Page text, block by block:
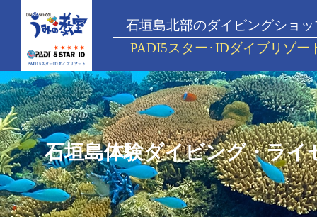
石垣島北部のダイビングショッ
PADI5スター･IDダイブリゾー
石垣島体験ダイビング・ライ